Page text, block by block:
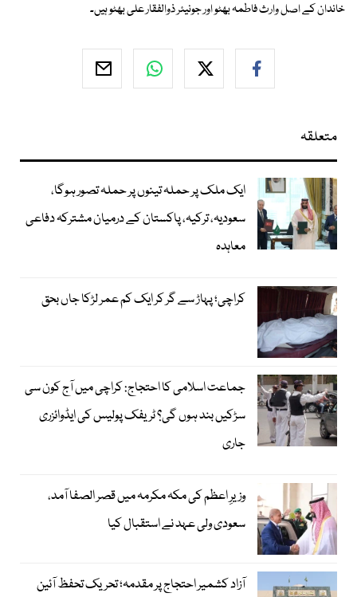
خاندان کے اصل وارث فاطمہ بھٹو اور جونیئر ذوالفقار علی بھٹو ہیں۔
متعلقہ
ایک ملک پر حملہ تینوں پر حملہ تصور ہوگا،
سعودیہ، ترکیہ، پاکستان کے درمیان مشترکہ دفاعی
معاہدہ
کراچی؛ پہاڑ سے گر کر ایک کم عمر لڑکا جاں بحق
جماعت اسلامی کا احتجاج: کراچی میں آج کون سی
سڑکیں بند ہوں گی؟ ٹریفک پولیس کی ایڈوائزری
جاری
وزیرِ اعظم کی مکہ مکرمہ میں قصر الصفا آمد،
سعودی ولی عہد نے استقبال کیا
آزاد کشمیر احتجاج پر مقدمہ؛ تحریک تحفظ آئین